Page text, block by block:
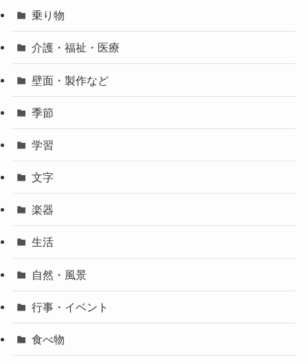
乗り物
介護・福祉・医療
壁面・製作など
季節
学習
文字
楽器
生活
自然・風景
行事・イベント
食べ物